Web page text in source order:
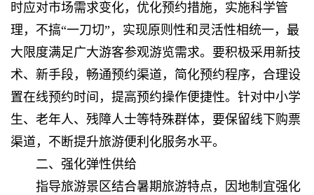
时应对市场需求变化，优化预约措施，实施科学管
理，不搞“一刀切”，实现原则性和灵活性相统一，最
大限度满足广大游客参观游览需求。要积极采用新技
术、新手段，畅通预约渠道，简化预约程序，合理设
置在线预约时间，提高预约操作便捷性。针对中小学
生、老年人、残障人士等特殊群体，要保留线下购票
渠道，不断提升旅游便利化服务水平。
二、强化弹性供给
指导旅游景区结合暑期旅游特点，因地制宜强化